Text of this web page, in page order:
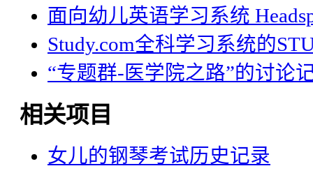
面向幼儿英语学习系统
Study.com全科学习系统的
“专题群-医学院之路”的讨论
相关项目
女儿的钢琴考试历史记录